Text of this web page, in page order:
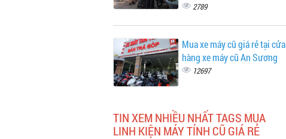
2789
Mua xe máy cũ giá rẻ tại cửa
hàng xe máy cũ An Sương
12697
TIN XEM NHIỀU NHẤT TAGS MUA
LINH KIỆN MÁY TÍNH CŨ GIÁ RẺ